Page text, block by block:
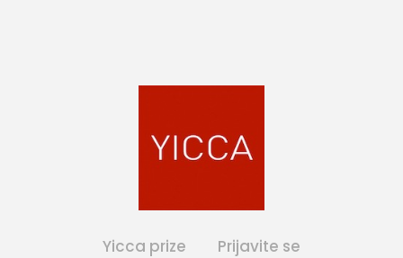
Yicca prize Prijavite se